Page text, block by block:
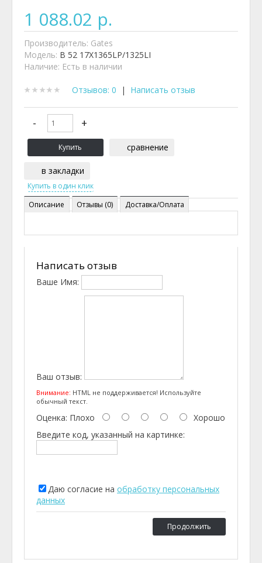
1 088.02 р.
Производитель: Gates
Модель: B 52 17X1365LP/1325LI
Наличие: Есть в наличии
Отзывов: 0 | Написать отзыв
сравнение
в закладки
Описание Отзывы (0) Доставка/Оплата
Написать отзыв
Ваше Имя:
Ваш отзыв:
Внимание: HTML не поддерживается! Используйте
обычный текст.
Оценка: Плохо
Хорошо
Введите код, указанный на картинке:
Даю согласие на обработку персональных
данных
Продолжить